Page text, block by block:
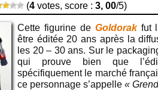
(4 votes, score : 3, 00/5)
Cette figurine de Goldorakfut
être éditée 20 ans après la
les 20 – 30 ans. Sur le
qui prouve bien que
spécifiquement le marché
ce personnage s’appelle «